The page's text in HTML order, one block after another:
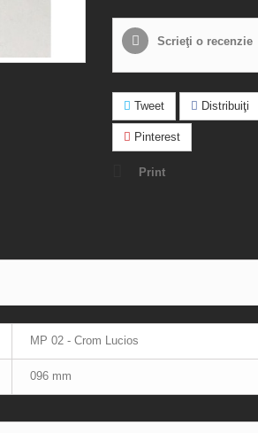
Scrieţi o recenzie
Tweet Distribuiţi
Pinterest
Print
MP 02 - Crom Lucios
096 mm